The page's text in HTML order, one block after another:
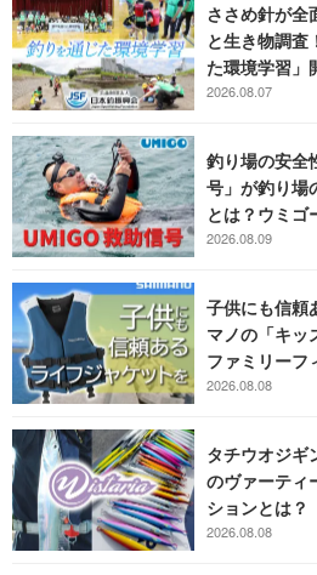
ささめ針が全
と生き物調査
た環境学習」
2026.08.07
釣り場の安全
号」が釣り場
とは？ウミゴ
2026.08.09
子供にも信頼
マノの「キッ
ファミリーフ
2026.08.08
タチウオジギ
のヴァーティ
ションとは？
2026.08.08